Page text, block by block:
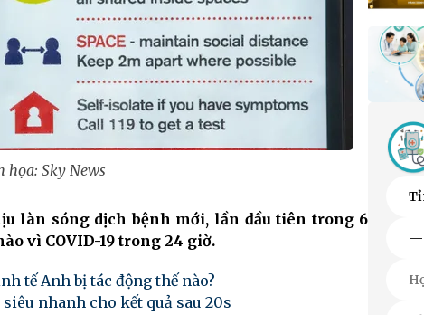
Sky News
làn sóng dịch bệnh mới, lần đầu tiên trong 6
vì COVID-19 trong 24 giờ.
tế Anh bị tác động thế nào?
nhanh cho kết quả sau 20s